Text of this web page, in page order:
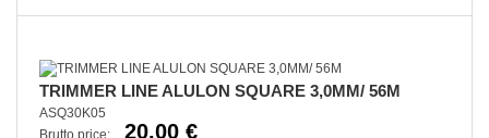
TRIMMER LINE ALULON SQUARE 3,0MM/ 56M
ASQ30K05
Brutto price:
20,00 €